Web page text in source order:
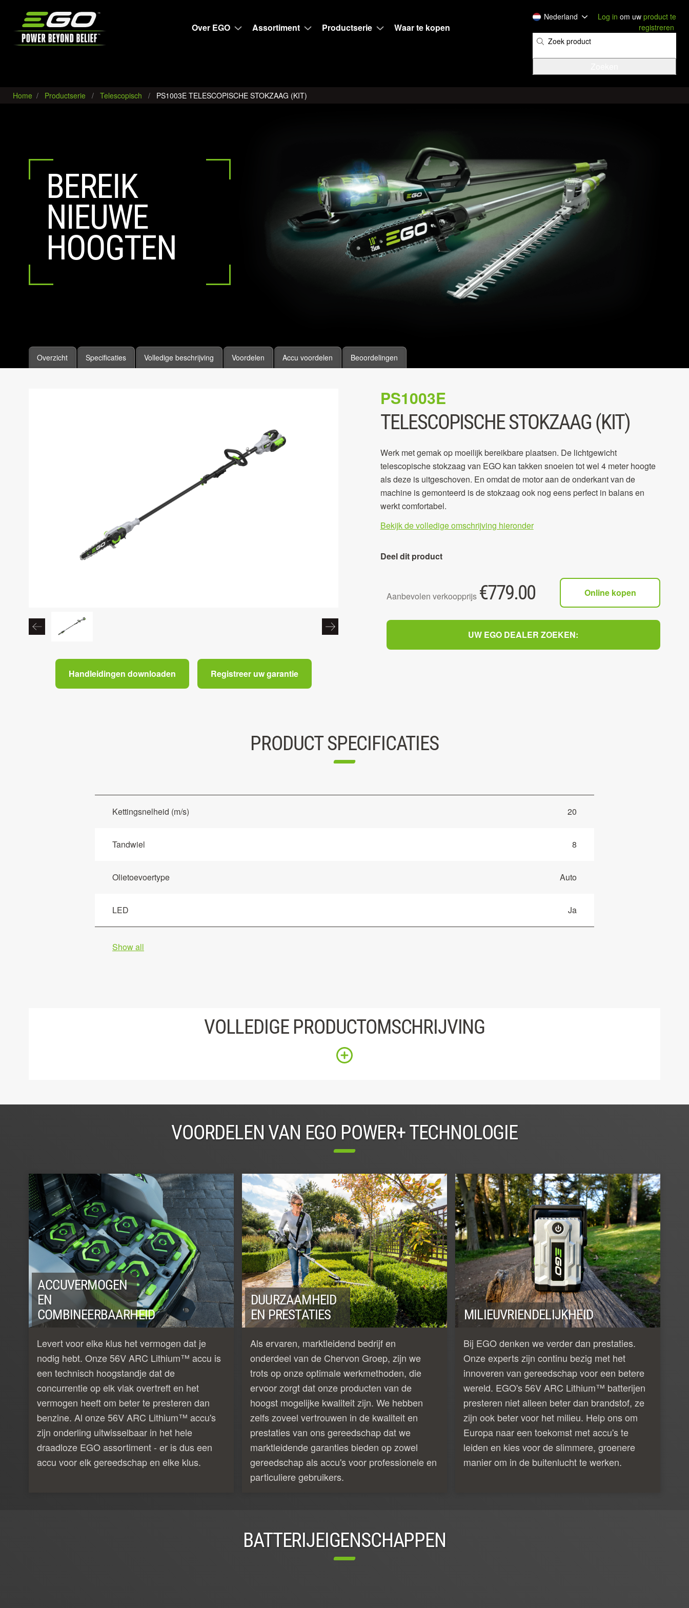
Over EGO
Assortiment Productserie Waar te kopen
Nederland Log in om uw product te
registreren
Home Productserie Telescopisch PS1003E TELESCOPISCHE STOKZAAG (KIT)
BEREIK
NIEUWE
HOOGTEN
Overzicht Specificaties Volledige beschrijving Voordelen Accu voordelen Beoordelingen
Handleidingen downloaden Registreer uw garantie
PS1003E
TELESCOPISCHE STOKZAAG (KIT)
Werk met gemak op moeilijk bereikbare plaatsen. De lichtgewicht
telescopische stokzaag van EGO kan takken snoeien tot wel 4 meter hoogte
als deze is uitgeschoven. En omdat de motor aan de onderkant van de
machine is gemonteerd is de stokzaag ook nog eens perfect in balans en
werkt comfortabel.
Bekijk de volledige omschrijving hieronder
Deel dit product
Aanbevolen verkoopprijs €779.00 Online kopen
UW EGO DEALER ZOEKEN:
PRODUCT SPECIFICATIES
Kettingsnelheid (m/s) 20
Tandwiel 8
Olietoevoertype Auto
LED Ja
Show all
VOLLEDIGE PRODUCTOMSCHRIJVING
VOORDELEN VAN EGO POWER+ TECHNOLOGIE
ACCUVERMOGEN
EN
COMBINEERBAARHEID
Levert voor elke klus het vermogen dat je
nodig hebt. Onze 56V ARC Lithium™ accu is
een technisch hoogstandje dat de
concurrentie op elk vlak overtreft en het
vermogen heeft om beter te presteren dan
benzine. Al onze 56V ARC Lithium™ accu's
zijn onderling uitwisselbaar in het hele
draadloze EGO assortiment - er is dus een
accu voor elk gereedschap en elke klus.
DUURZAAMHEID
EN PRESTATIES
Als ervaren, marktleidend bedrijf en
onderdeel van de Chervon Groep, zijn we
trots op onze optimale werkmethoden, die
ervoor zorgt dat onze producten van de
hoogst mogelijke kwaliteit zijn. We hebben
zelfs zoveel vertrouwen in de kwaliteit en
prestaties van ons gereedschap dat we
marktleidende garanties bieden op zowel
gereedschap als accu's voor professionele en
particuliere gebruikers.
MILIEUVRIENDELIJKHEID
Bij EGO denken we verder dan prestaties.
Onze experts zijn continu bezig met het
innoveren van gereedschap voor een betere
wereld. EGO's 56V ARC Lithium™ batterijen
presteren niet alleen beter dan brandstof, ze
zijn ook beter voor het milieu. Help ons om
Europa naar een toekomst met accu's te
leiden en kies voor de slimmere, groenere
manier om in de buitenlucht te werken.
BATTERIJEIGENSCHAPPEN